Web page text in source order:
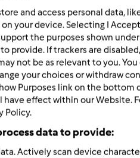
#5
di riceverla ed a spacciarla a
già le mani pronte per
cima
per poter commentare
and access personal data,
your device. Selecting I
the purposes shown
provide. If trackers are
not be as relevant to you. You
your choices or withdraw
Purposes link on the bottom
have effect within our Website.
Policy.
data to provide:
Actively scan device